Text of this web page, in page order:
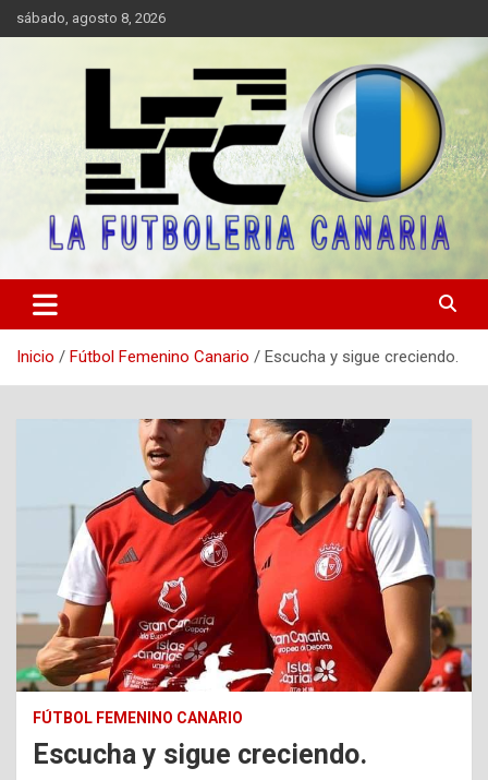
Saltar
al
sábado, agosto 8, 2026
LA FUTBOLERIA CANARIA
play.
Inicio Fútbol Femenino Canario Escucha y sigue creciendo.
FÚTBOL FEMENINO CANARIO
Escucha y sigue creciendo.